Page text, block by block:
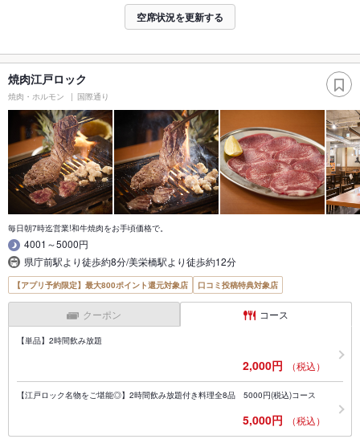
空席状況を更新する
焼肉江戸ロック
焼肉・ホルモン 国際通り
毎日朝7時迄営業!和牛焼肉をお手頃価格で。
4001～5000円
県庁前駅より徒歩約8分/美栄橋駅より徒歩約12分
【アプリ予約限定】最大800ポイント還元対象店 口コミ投稿特典対象店
クーポン コース
【単品】2時間飲み放題
2,000円 （税込）
【江戸ロック名物をご堪能◎】2時間飲み放題付き料理全8品 5000円(税込)コース
5,000円 （税込）